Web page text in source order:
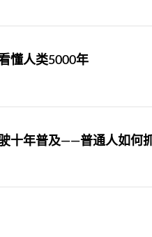
懂人类5000年
十年普及——普通人如何